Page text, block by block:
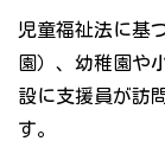
児童福祉法に基
園）、幼稚園や
設に支援員が訪
す。